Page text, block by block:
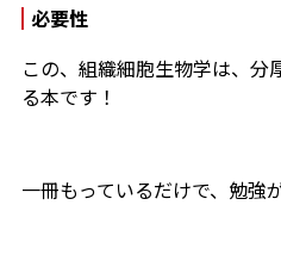
必要性
この、組織細胞生物学は、分
る本です！
一冊もっているだけで、勉強